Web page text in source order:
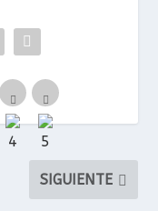
SIGUIENTE